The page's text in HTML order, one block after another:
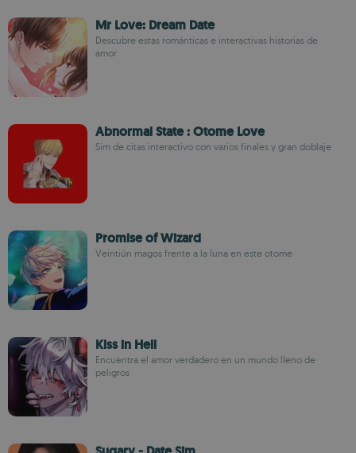
Mr Love: Dream Date
Descubre estas románticas e interactivas historias de
amor
Abnormal State : Otome Love
Sim de citas interactivo con varios finales y gran doblaje
Promise of Wizard
Veintiún magos frente a la luna en este otome
Kiss in Hell
Encuentra el amor verdadero en un mundo lleno de
peligros